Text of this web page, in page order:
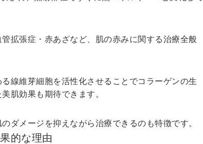
拡張症・赤あざなど、肌の赤みに関する治療全般
線維芽細胞を活性化させることでコラーゲンの生
肌効果も期待できます。
ダメージを抑えながら治療できるのも特徴です。
的な理由